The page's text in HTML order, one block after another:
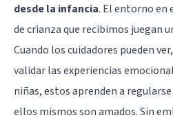
desde la infancia. El entorno en
de crianza que recibimos juegan
Cuando los cuidadores pueden
validar las experiencias
niñas, estos aprenden a
ellos mismos son amados. Sin